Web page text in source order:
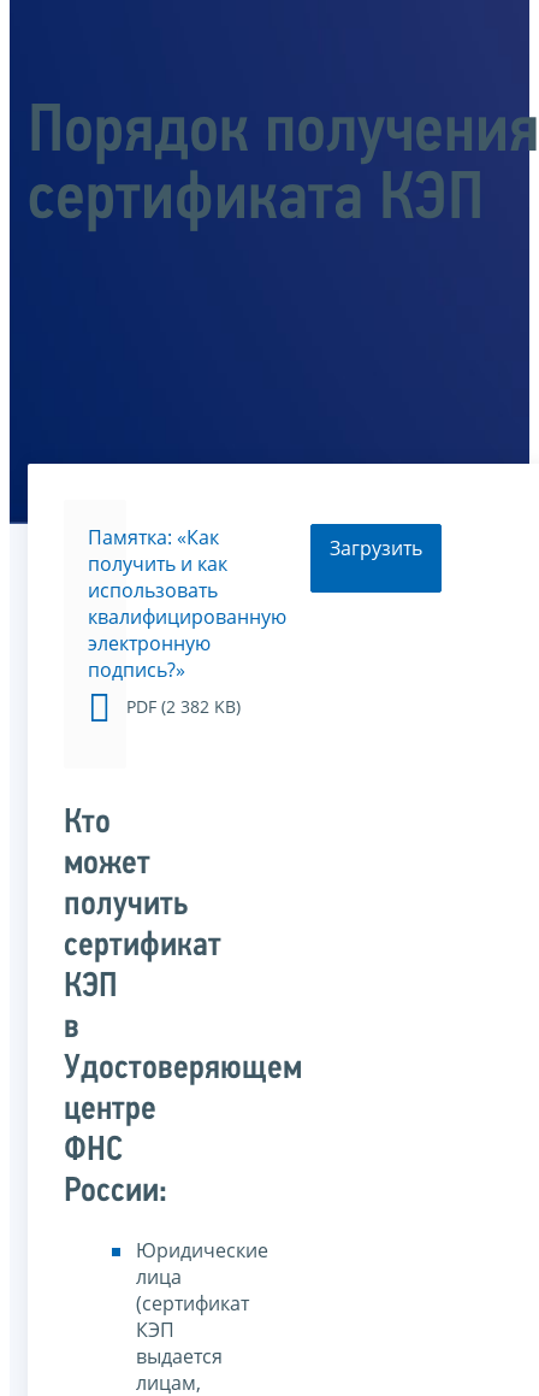
Порядок получения
сертификата КЭП
Памятка: «Как
получить и как
использовать
квалифицированную
электронную
подпись?»
PDF (2 382 KB)
Загрузить
Кто
может
получить
сертификат
КЭП
в
Удостоверяющем
центре
ФНС
России:
Юридические
лица
(сертификат
КЭП
выдается
лицам,